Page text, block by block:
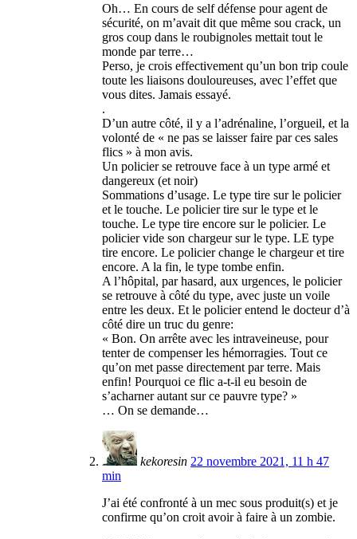
Oh… En cours de self défense pour agent de
sécurité, on m’avait dit que même sou crack, un
gros coup dans le roubignoles mettait tout le
monde par terre…
Perso, je crois effectivement qu’un bon trip coule
toute les liaisons douloureuses, avec l’effet que
vous dites. Jamais essayé.
.
D’un autre côté, il y a l’adrénaline, l’orgueil, et la
volonté de « ne pas se laisser faire par ces sales
flics » à mon avis.
Un policier se retrouve face à un type armé et
dangereux (et noir)
Sommations d’usage. Le type tire sur le policier
et le touche. Le policier tire sur le type et le
touche. Le type tire encore sur le policier. Le
policier vide son chargeur sur le type. LE type
tire encore. Le policier change le chargeur et tire
encore. A la fin, le type tombe enfin.
A l’hôpital, par hasard, aux urgences, le policier
se retrouve à côté du type, avec juste un voile
entre les deux. Et le policier entend le docteur d’à
côté dire un truc du genre:
« Bon. On arrête avec les intraveineuse, pour
tenter de compenser les hémorragies. Tout ce
qu’on met passe directement par terre. Mais
enfin! Pourquoi ce flic a-t-il eu besoin de
s’acharner autant sur ce pauvre type? »
… On se demande…
kekoresin 22 novembre 2021, 11 h 47
min
J’ai été confronté à un mec sous produit(s) et je
confirme qu’on croit avoir à faire à un zombie.